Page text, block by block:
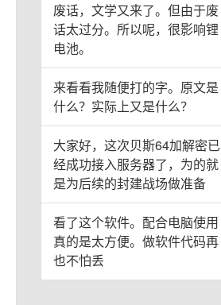
废话，文学又来了。但由于废
话太过分。所以呢，很影响锂
电池。
来看看我随便打的字。原文是
什么？实际上又是什么？
大家好，这次贝斯64加解密已
经成功接入服务器了，为的就
是为后续的封建战场做准备
看了这个软件。配合电脑使用
真的是太方便。做软件代码再
也不怕丢